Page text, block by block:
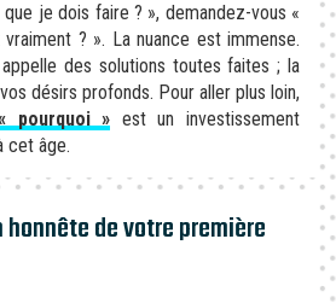
je dois faire ? », demandez-vous «
? ». La nuance est immense.
des solutions toutes faites ; la
désirs profonds. Pour aller plus loin,
pourquoi » est un investissement
cet âge.
de votre première